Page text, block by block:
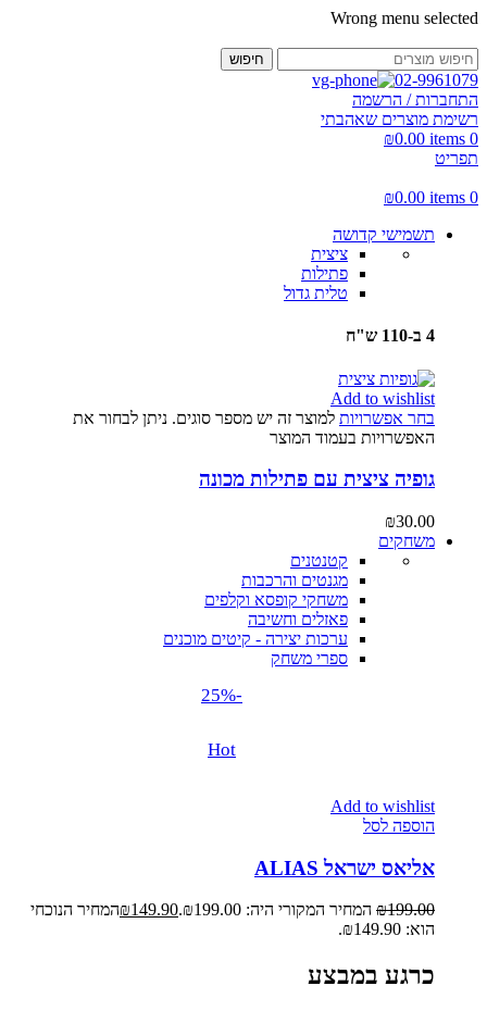
Wrong menu selected
חיפוש
02-9961079
התחברות / הרשמה
רשימת מוצרים שאהבתי
0
items
₪0.00
תפריט
0
items
₪0.00
תשמישי קדושה
ציצית
פתילות
טלית גדול
4 ב-110 ש"ח
Add to wishlist
בחר אפשרויות למוצר זה יש מספר סוגים. ניתן לבחור את
האפשרויות בעמוד המוצר
גופיה ציצית עם פתילות מכונה
₪30.00
משחקים
קטנטנים
מגנטים והרכבות
משחקי קופסא וקלפים
פאזלים וחשיבה
ערכות יצירה - קיטים מוכנים
ספרי משחק
-25%
Hot
Add to wishlist
הוספה לסל
אליאס ישראל ALIAS
₪199.00 המחיר המקורי היה: ₪199.00. ₪149.90
המחיר הנוכחי
הוא: ₪149.90.
כרגע במבצע